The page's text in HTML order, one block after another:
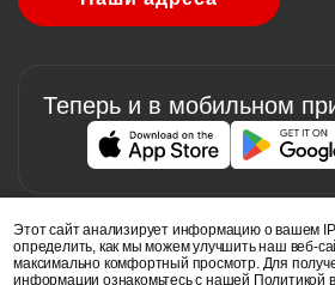
Теперь и в мобильном
Image Image
Этот сайт анализирует информацию о вашем
определить, как мы можем улучшить наш веб-
максимально комфортный просмотр. Для
информации ознакомьтесь с нашей Политикой